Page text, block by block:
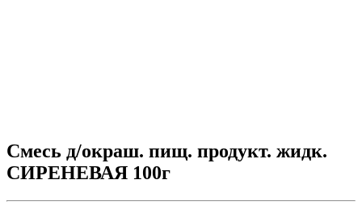
Смесь д/окраш. пищ. продукт. жидк.
СИРЕНЕВАЯ 100г